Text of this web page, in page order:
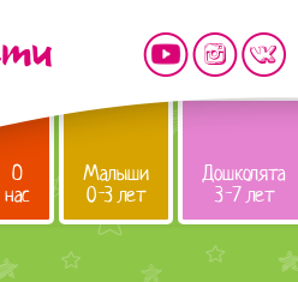
О
нас
Малыши
0-3 лет
Дошколята
3-7 лет